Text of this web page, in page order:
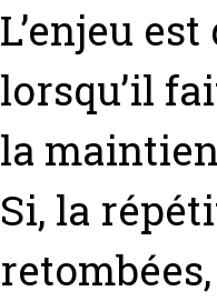
L’enjeu
lorsqu’il
la
Si, la